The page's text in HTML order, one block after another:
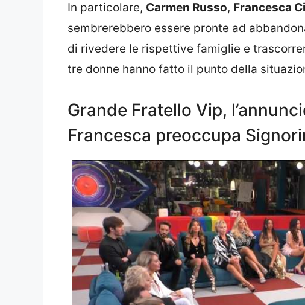
In particolare, Carmen Russo, Francesca
sembrerebbero essere pronte ad
di rivedere le rispettive famiglie e
tre donne hanno fatto il punto della
Grande Fratello Vip,
Francesca preoccupa